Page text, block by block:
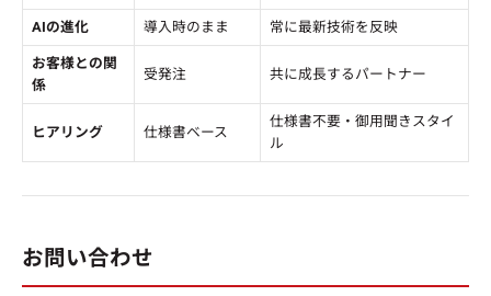
AIの進化 導入時のまま 常に最新技術を反映
お客様との関
係
受発注 共に成長するパートナー
ヒアリング 仕様書ベース
仕様書不要・御用聞きスタイ
ル
お問い合わせ